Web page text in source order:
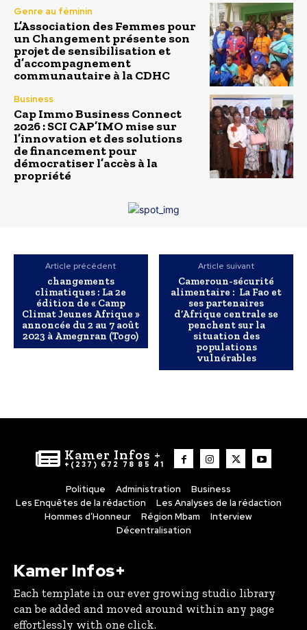
Genre au féminin
L’Association des Femmes pour
un Changement présente son
projet de sensibilisation et
d’accompagnement
communautaire à la CDHC
Business
Cap Immo Business Connect
2026 : SCI CAP’IMO mise sur
l’innovation et des solutions
de financement pour
démocratiser l’accès à la
propriété
Article précédent
changements
climatiques : La 2e
édition de « Camp
Climat Jeunes Afrique »
annoncée du 2 au 7 août
2023 à Amegnran (Togo)
Article suivant
Cameroun-sécurité
alimentaire : La Fao et
ses partenaires
d’Afrique centrale se
penchent sur la
situation des
populations
vulnérables
Kamer Infos +
+(237) 672 78 85 41
Politique Administration
Business
Les Enquêtes de la rédaction
Les Analyses de la rédaction
Hommes d’Honneur
Région Mbam
Interview
Décentralisation
Kamer Infos+
Each template in our ever growing studio library
can be added and moved around within any page
effortlessly with one click.